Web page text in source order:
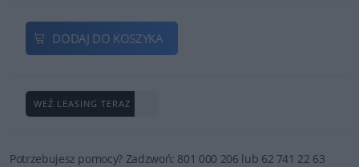
DODAJ DO KOSZYKA
WEŹ LEASING TERAZ
Potrzebujesz pomocy? Zadzwoń: 801 000 206 lub 62 741 22 63